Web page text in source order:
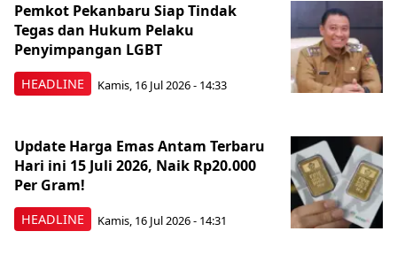
HEADLINE
Pemkot Pekanbaru Siap Tindak
Tegas dan Hukum Pelaku
Penyimpangan LGBT
Kamis, 16 Jul 2026 - 14:33
HEADLINE
Update Harga Emas Antam Terbaru
Hari ini 15 Juli 2026, Naik Rp20.000
Per Gram!
Kamis, 16 Jul 2026 - 14:31